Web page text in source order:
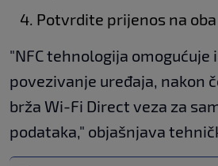
Potvrdite prijenos na
"NFC tehnologija omogućuje
povezivanje uređaja, nakon
brža Wi-Fi Direct veza za
podataka," objašnjava